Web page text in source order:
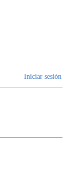
Iniciar sesión